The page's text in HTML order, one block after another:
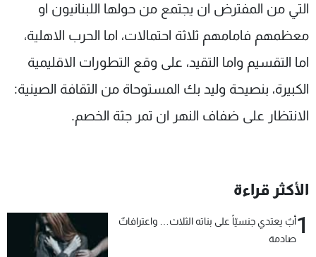
التي من المفترض ان يجتمع من حولها اللبنانيون او
معظمهم فامامهم ثلاثة احتمالات، اما الحرب الاهلية،
اما التقسيم واما التقيد، على وقع التطورات الاقليمية
الكبيرة، بنصيحة وليد بك المستوحاة من الثقافة الصينية:
الانتظار على ضفاف النهر ان تمر جثة الخصم.
الأكثر قراءة
1أبٌ يعتدي جنسيّاً على بناته الثلاث… واعترافاتٌ
صادمة